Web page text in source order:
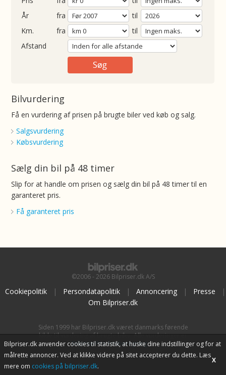
fra
til
fra
til
Afstand
Bilvurdering
Få en vurdering af prisen på brugte biler ved køb og salg.
Salgsvurdering
Købsvurdering
Sælg din bil på 48 timer
Slip for at handle om prisen og sælg din bil på 48 timer til en
garanteret pris.
Få garanteret pris
©2006 - 2026 Bilpriser.dk A/S
Cookiepolitik | Persondatapolitik | Annoncering | Presse
|
Om Bilpriser.dk
Siden 1999 har Bilpriser.dk været danmarks førende
kilde til vurdering af brugte biler. Alle vurderinger er
baseret påBilpriserPro Prisberegning , bilbranchens
uafhængige værktøj til bilvurdering.
Bilpriser.dk anvender cookies til statistik, at huske dine indstillinger og for at
målrette annoncer. Ved at klikke videre på sitet accepterer du dette. Læs
mere om cookies på bilpriser.dk.
X